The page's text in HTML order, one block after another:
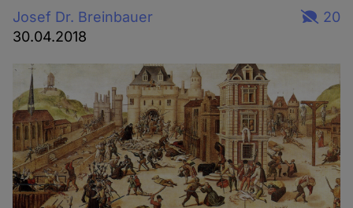
Josef Dr. Breinbauer
30.04.2018
20